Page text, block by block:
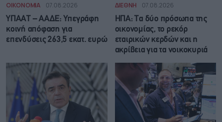
ΟΙΚΟΝΟΜΙΑ 07.08.2026
ΥΠΑΑΤ – ΑΑΔΕ: Υπεγράφη
κοινή απόφαση για
επενδύσεις 263,5 εκατ. ευρώ
ΔΙΕΘΝΗ 07.08.2026
ΗΠΑ: Τα δύο πρόσωπα της
οικονομίας, το ρεκόρ
εταιρικών κερδών και η
ακρίβεια για τα νοικοκυριά